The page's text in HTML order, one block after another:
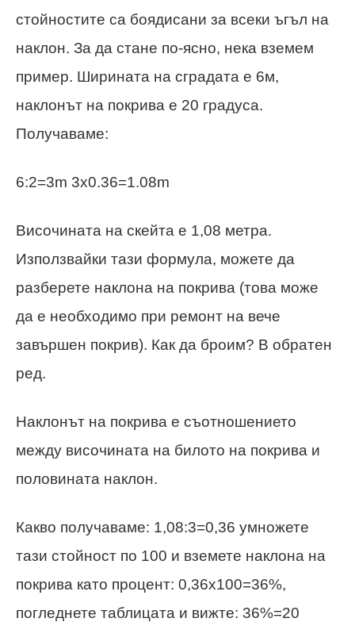
стойностите са боядисани за всеки ъгъл на
наклон. За да стане по-ясно, нека вземем
пример. Ширината на сградата е 6м,
наклонът на покрива е 20 градуса.
Получаваме:
6:2=3m 3x0.36=1.08m
Височината на скейта е 1,08 метра.
Използвайки тази формула, можете да
разберете наклона на покрива (това може
да е необходимо при ремонт на вече
завършен покрив). Как да броим? В обратен
ред.
Наклонът на покрива е съотношението
между височината на билото на покрива и
половината наклон.
Какво получаваме: 1,08:3=0,36 умножете
тази стойност по 100 и вземете наклона на
покрива като процент: 0,36x100=36%,
погледнете таблицата и вижте: 36%=20